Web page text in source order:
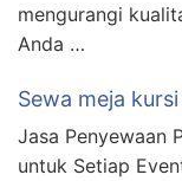
mengurangi
Anda …
Sewa meja
Jasa Penyewaan
untuk Setiap